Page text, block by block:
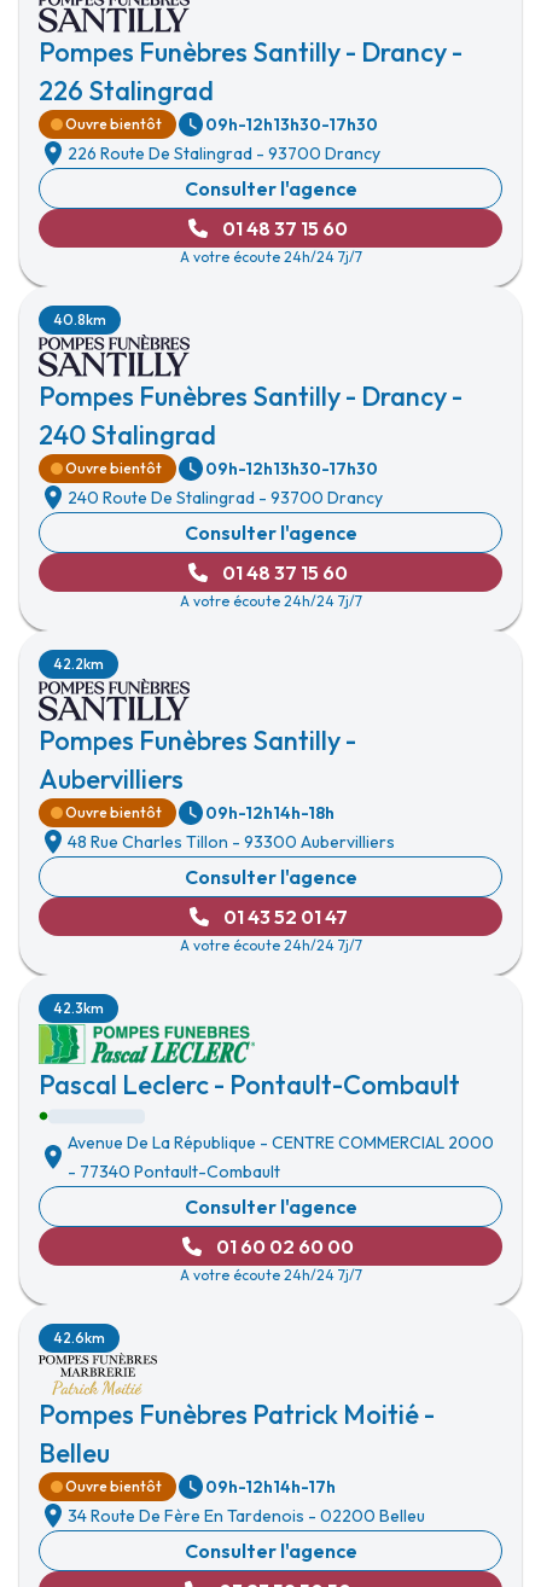
Pompes Funèbres Santilly - Drancy -
226 Stalingrad
Ouvre bientôt 09h-12h13h30-17h30
226 Route De Stalingrad - 93700 Drancy
Consulter l'agence
01 48 37 15 60
A votre écoute 24h/24 7j/7
Pompes Funèbres Santilly - Drancy -
240 Stalingrad
40.8km
Ouvre bientôt 09h-12h13h30-17h30
240 Route De Stalingrad - 93700 Drancy
Consulter l'agence
01 48 37 15 60
A votre écoute 24h/24 7j/7
Pompes Funèbres Santilly -
Aubervilliers
42.2km
Ouvre bientôt 09h-12h14h-18h
48 Rue Charles Tillon - 93300 Aubervilliers
Consulter l'agence
01 43 52 01 47
A votre écoute 24h/24 7j/7
Pascal Leclerc - Pontault-Combault
42.3km
Avenue De La République - CENTRE COMMERCIAL 2000
- 77340 Pontault-Combault
Consulter l'agence
01 60 02 60 00
A votre écoute 24h/24 7j/7
Pompes Funèbres Patrick Moitié -
Belleu
42.6km
Ouvre bientôt 09h-12h14h-17h
34 Route De Fère En Tardenois - 02200 Belleu
Consulter l'agence